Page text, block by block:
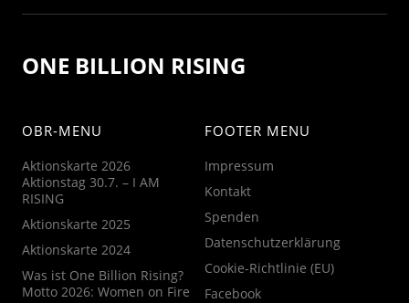
ONE BILLION RISING
OBR-MENU
Aktionskarte 2026
Aktionstag 30.7. – I AM
RISING
Aktionskarte 2025
Aktionskarte 2024
Was ist One Billion Rising?
Motto 2026: Women on Fire
FOOTER MENU
Impressum
Kontakt
Spenden
Datenschutzerklärung
Cookie-Richtlinie (EU)
Facebook